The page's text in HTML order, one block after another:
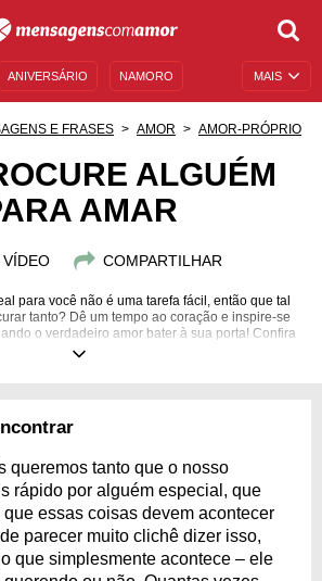
MAIS
ANIVERSÁRIO NAMORO
MENSAGENS DE ANIVERSÁRIO
E FRASES AMOR AMOR-PRÓPRIO
ALGUÉM
AMAR
COMPARTILHAR
para você não é uma tarefa fácil, então que tal
tanto? Dê um tempo ao coração e inspire-se
o verdadeiro amor bater à sua porta! Confira
a paz necessária para dar esse passo.
queremos tanto que o nosso
rápido por alguém especial, que
essas coisas devem acontecer
parecer muito clichê dizer isso,
que simplesmente acontece – ele